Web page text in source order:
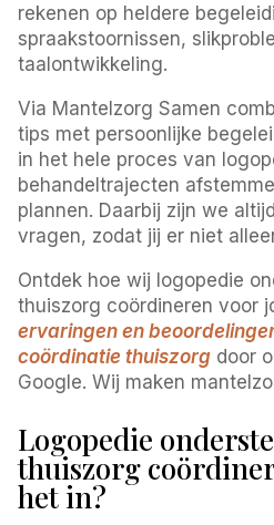
rekenen op heldere
spraakstoornissen,
taalontwikkeling.
Via Mantelzorg Samen
tips met persoonlijke
in het hele proces van
behandeltrajecten
plannen. Daarbij zijn we
vragen, zodat jij er niet
Ontdek hoe wij logopedie
thuiszorg coördineren voor
ervaringen en
coördinatie thuiszorg door
Google. Wij maken
Logopedie
thuiszorg
het in?